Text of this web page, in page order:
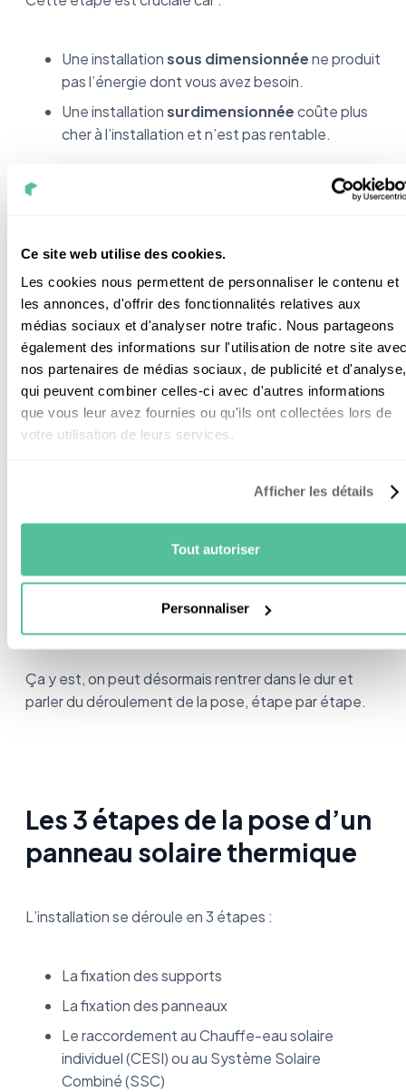
Ce site web utilise des cookies.
Les cookies nous permettent de personnaliser le contenu et
les annonces, d'offrir des fonctionnalités relatives aux
médias sociaux et d'analyser notre trafic. Nous partageons
également des informations sur l'utilisation de notre site
nos partenaires de médias sociaux, de publicité et d'analyse,
qui peuvent combiner celles-ci avec d'autres informations
que vous leur avez fournies ou qu'ils ont collectées lors de
votre utilisation de leurs services.
Afficher les détails
Tout autoriser
Personnaliser
Une installationsous dimensionnéene produit
pas l’énergie dont vous avez besoin.
Une installationsurdimensionnéecoûte plus
cher à l’installation et n’est pas rentable.
À titre d’information
: Il faut compter à peu près
Les démarches administratives
Je serais bref sur ce point car le principe est le même
que pour des modules solaires photovoltaïques.
déclaration d’urbanisme doit donc être
enlever, et là… Bonjour les frais.
Ça y est, on peut désormais rentrer dans le dur et
parler du déroulement de la pose, étape par étape.
Les 3 étapes de la pose d’un
panneau solaire thermique
L’installation se déroule en 3 étapes :
La fixation des supports
La fixation des panneaux
Le raccordement au Chauffe-eau solaire
individuel (CESI) ou au Système Solaire
Combiné (SSC)